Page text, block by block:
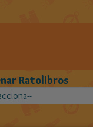
Ratolibros